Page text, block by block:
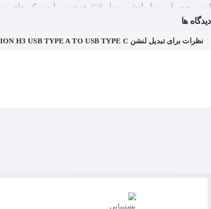
خواهد بود.
دیدگاه ها
نظرات برای تبدیل لنشن LENTION H3 USB TYPE A TO USB TYPE C فلزی